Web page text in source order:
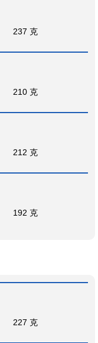
237 克
210 克
212 克
192 克
227 克